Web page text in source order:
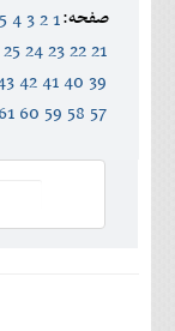
صفحه:1
2
3
4
5
21
22
23
24
25
39
40
41
42
57
58
59
60
61